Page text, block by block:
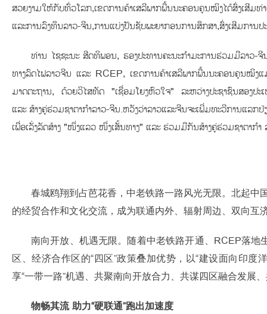
ສວຍງາມໃຫ້ກັບທົ່ວໂລກ,ເຂດການຄ້າເສລີພາກພື້ນນະຄອນຄຸນໝິງໄດ້ສົ່ງເສີມທ່
ແລະການລົງທຶນລາວ-ຈີນ,ການແບ່ງປັນຊັບພະຍາກອນການສຶກສາ,ສົ່ງເສີມການ
ທ່ານ ໄຊຊະນະ ສີດທິພອນ, ຮອງປະທານຄະນະກຳມະການຮ່ວມມືລາວ-
ທາງລົດໄຟລາວຈີນ ແລະ RCEP, ເຂດການຄ້າເສລີພາກພື້ນນະຄອນຄຸນໝິງ
ມາດຕະຖານ, ດ້ວຍວິໄສທັດ "ເຊື່ອມໂຍງຫົວໃຈ" ລະຫວ່າງປະຊາຊົນສອງປະ
ແລະ ສ້າງຄູ່ຮ່ວມຊາຕາກໍາລາວ-ຈີນ.ຫວັງວ່າລາວແລະຈີນຈະເພີ່ມທະວີການແ
ເພື່ອເລັ່ງລັດສ້າງ "ໜຶ່ງແລວ ໜຶ່ງເສັ້ນທາງ" ແລະ ຮ່ວມມືກັນສ້າງຄູ່ຮ່ວມຊາຕາກໍ
春城鸥翔到占芭花香，中老铁路一路风光无限。北起中
的经贸合作和文化交流，成为联通内外、辐射周边、双向互
南向开放、机遇无限。随着中老铁路开通、RCEP落
区、经济合作区的“四区”政策叠加优势，以“建设面向印
享“一带一路”机遇、共聚南向开放合力、共谋四区融合发展
物畅其流 助力“硬联通”跑出加速度